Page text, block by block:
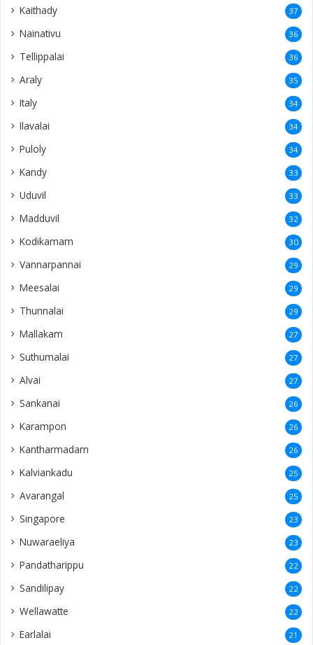
Kaithady 37
Nainativu 36
Tellippalai 36
Araly 35
Italy 34
Ilavalai 34
Puloly 34
Kandy 33
Uduvil 33
Madduvil 32
Kodikamam 30
Vannarpannai 29
Meesalai 29
Thunnalai 29
Mallakam 27
Suthumalai 27
Alvai 27
Sankanai 26
Karampon 26
Kantharmadam 26
Kalviankadu 25
Avarangal 25
Singapore 23
Nuwaraeliya 23
Pandatharippu 22
Sandilipay 22
Wellawatte 22
Earlalai 21